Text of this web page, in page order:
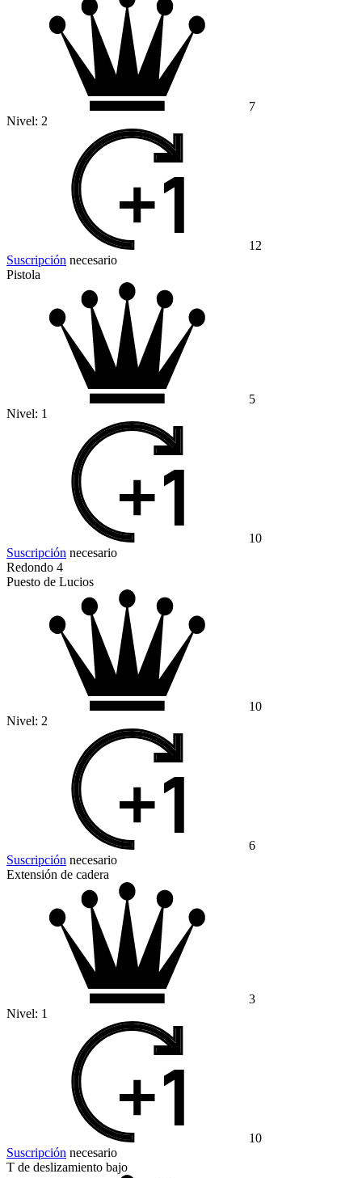
7
Nivel: 2
12
Suscripción necesario
Pistola
5
Nivel: 1
10
Suscripción necesario
Redondo 4
Puesto de Lucios
10
Nivel: 2
6
Suscripción necesario
Extensión de cadera
3
Nivel: 1
10
Suscripción necesario
T de deslizamiento bajo